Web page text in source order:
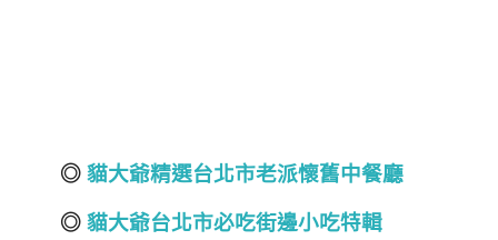
◎ 貓大爺精選台北市老派懷舊中餐廳
◎ 貓大爺台北市必吃街邊小吃特輯